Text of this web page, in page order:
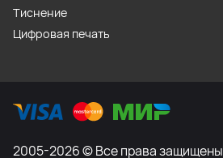
Тиснение
Цифровая печать
2005-2026 © Все права